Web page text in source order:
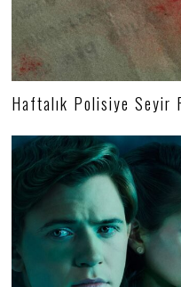
Haftalık Polisiye Seyir